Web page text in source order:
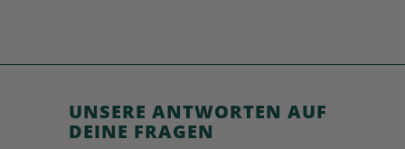
9
UNSERE ANTWORTEN AUF
DEINE FRAGEN